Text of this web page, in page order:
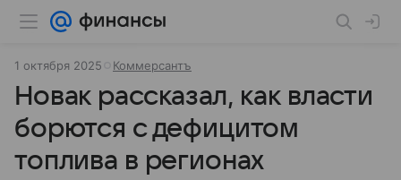
1 октября 2025 Коммерсантъ
Новак рассказал, как власти
борются с дефицитом
топлива в регионах